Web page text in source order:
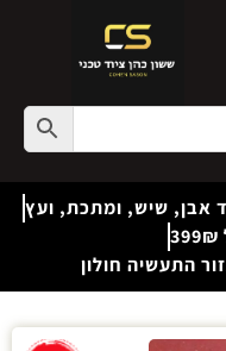
אבן, שיש, ומתכת, ועץ